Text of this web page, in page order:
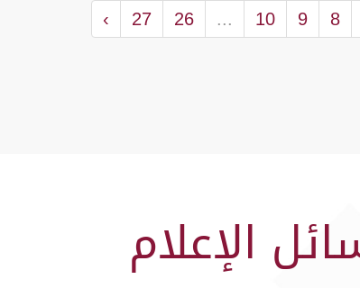
8
9
10
...
26
27
›
الإعلام